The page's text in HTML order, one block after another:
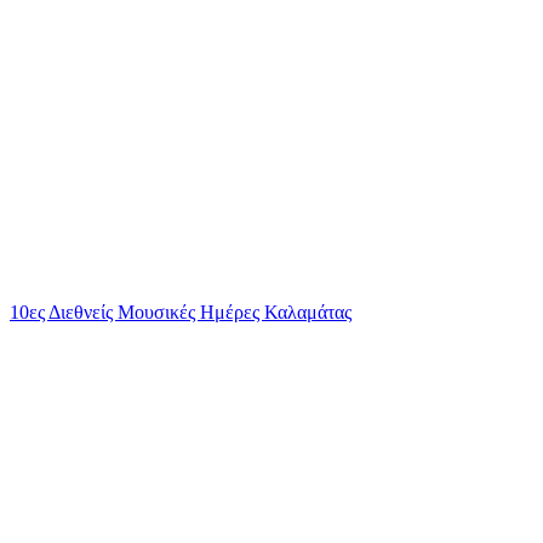
10ες Διεθνείς Μουσικές Ημέρες Καλαμάτας